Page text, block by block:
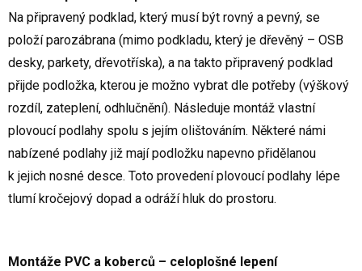
Na připravený podklad, který musí být rovný a pevný, se
položí parozábrana (mimo podkladu, který je dřevěný – OSB
desky, parkety, dřevotříska), a na takto připravený podklad
přijde podložka, kterou je možno vybrat dle potřeby (výškový
rozdíl, zateplení, odhlučnění). Následuje montáž vlastní
plovoucí podlahy spolu s jejím olištováním. Některé námi
nabízené podlahy již mají podložku napevno přidělanou
k jejich nosné desce. Toto provedení plovoucí podlahy lépe
tlumí kročejový dopad a odráží hluk do prostoru.
Montáže PVC a koberců – celoplošné lepení